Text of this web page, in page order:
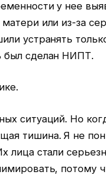
у нее
или из-за
устранять
был сделан НИПТ.
ситуаций. Но
тишина. Я не
лица стали
потому